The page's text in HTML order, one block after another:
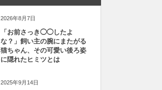
2026年8月7日
「お前さっき◯◯したよ
な？」飼い主の腕にまたがる
猫ちゃん、その可愛い後ろ姿
に隠れたヒミツとは
2025年9月14日